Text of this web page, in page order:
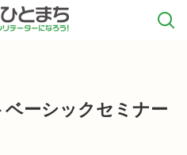
ベーシックセミナー